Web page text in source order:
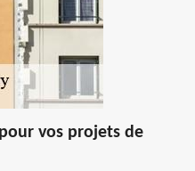
vos projets de